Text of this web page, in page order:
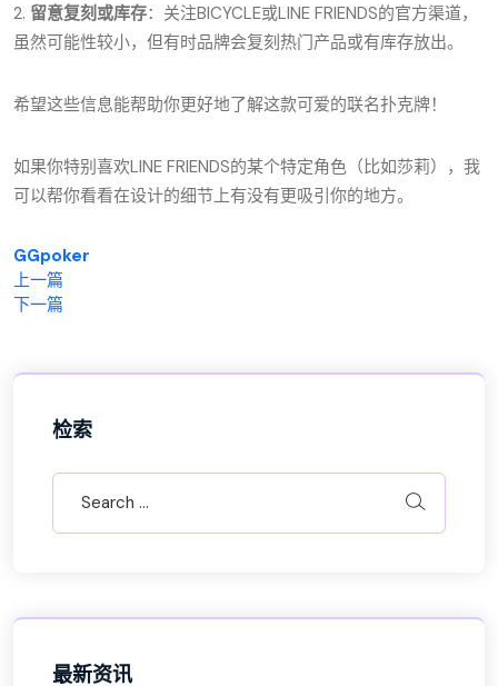
2. 留意复刻或库存：关注BICYCLE或LINE FRIENDS的官方渠道，
虽然可能性较小，但有时品牌会复刻热门产品或有库存放出。
希望这些信息能帮助你更好地了解这款可爱的联名扑克牌！
如果你特别喜欢LINE FRIENDS的某个特定角色（比如莎莉），我
可以帮你看看在设计的细节上有没有更吸引你的地方。
GGpoker
上一篇
下一篇
检索
最新资讯